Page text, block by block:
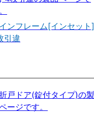
ンフレーム[インセット]
引違